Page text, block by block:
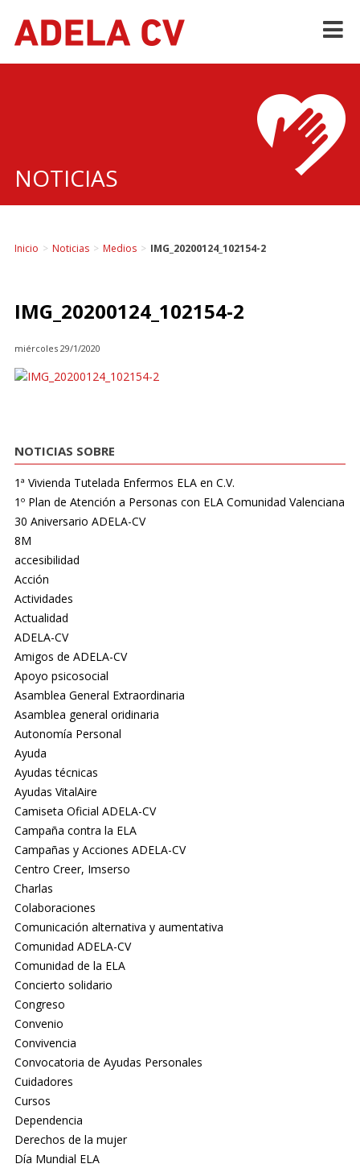
NOTICIAS
Inicio > Noticias > Medios > IMG_20200124_102154-2
IMG_20200124_102154-2
miércoles 29/1/2020
NOTICIAS SOBRE
1ª Vivienda Tutelada Enfermos ELA en C.V.
1º Plan de Atención a Personas con ELA Comunidad Valenciana
30 Aniversario ADELA-CV
8M
accesibilidad
Acción
Actividades
Actualidad
ADELA-CV
Amigos de ADELA-CV
Apoyo psicosocial
Asamblea General Extraordinaria
Asamblea general oridinaria
Autonomía Personal
Ayuda
Ayudas técnicas
Ayudas VitalAire
Camiseta Oficial ADELA-CV
Campaña contra la ELA
Campañas y Acciones ADELA-CV
Centro Creer, Imserso
Charlas
Colaboraciones
Comunicación alternativa y aumentativa
Comunidad ADELA-CV
Comunidad de la ELA
Concierto solidario
Congreso
Convenio
Convivencia
Convocatoria de Ayudas Personales
Cuidadores
Cursos
Dependencia
Derechos de la mujer
Día Mundial ELA